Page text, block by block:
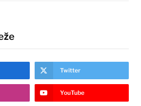
Twitter
YouTube